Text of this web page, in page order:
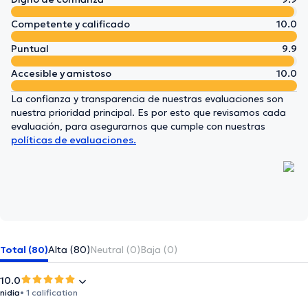
Competente y calificado
10.0
Puntual
9.9
Accesible y amistoso
10.0
La confianza y transparencia de nuestras evaluaciones son
nuestra prioridad principal. Es por esto que revisamos cada
evaluación, para asegurarnos que cumple con nuestras
políticas de evaluaciones.
Total (80)Alta (80)Neutral (0)Baja (0)
10.0
nidia• 1 calification